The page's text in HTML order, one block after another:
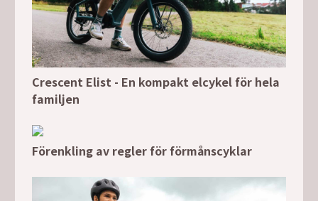
Crescent Elist - En kompakt elcykel för hela
familjen
Förenkling av regler för förmånscyklar